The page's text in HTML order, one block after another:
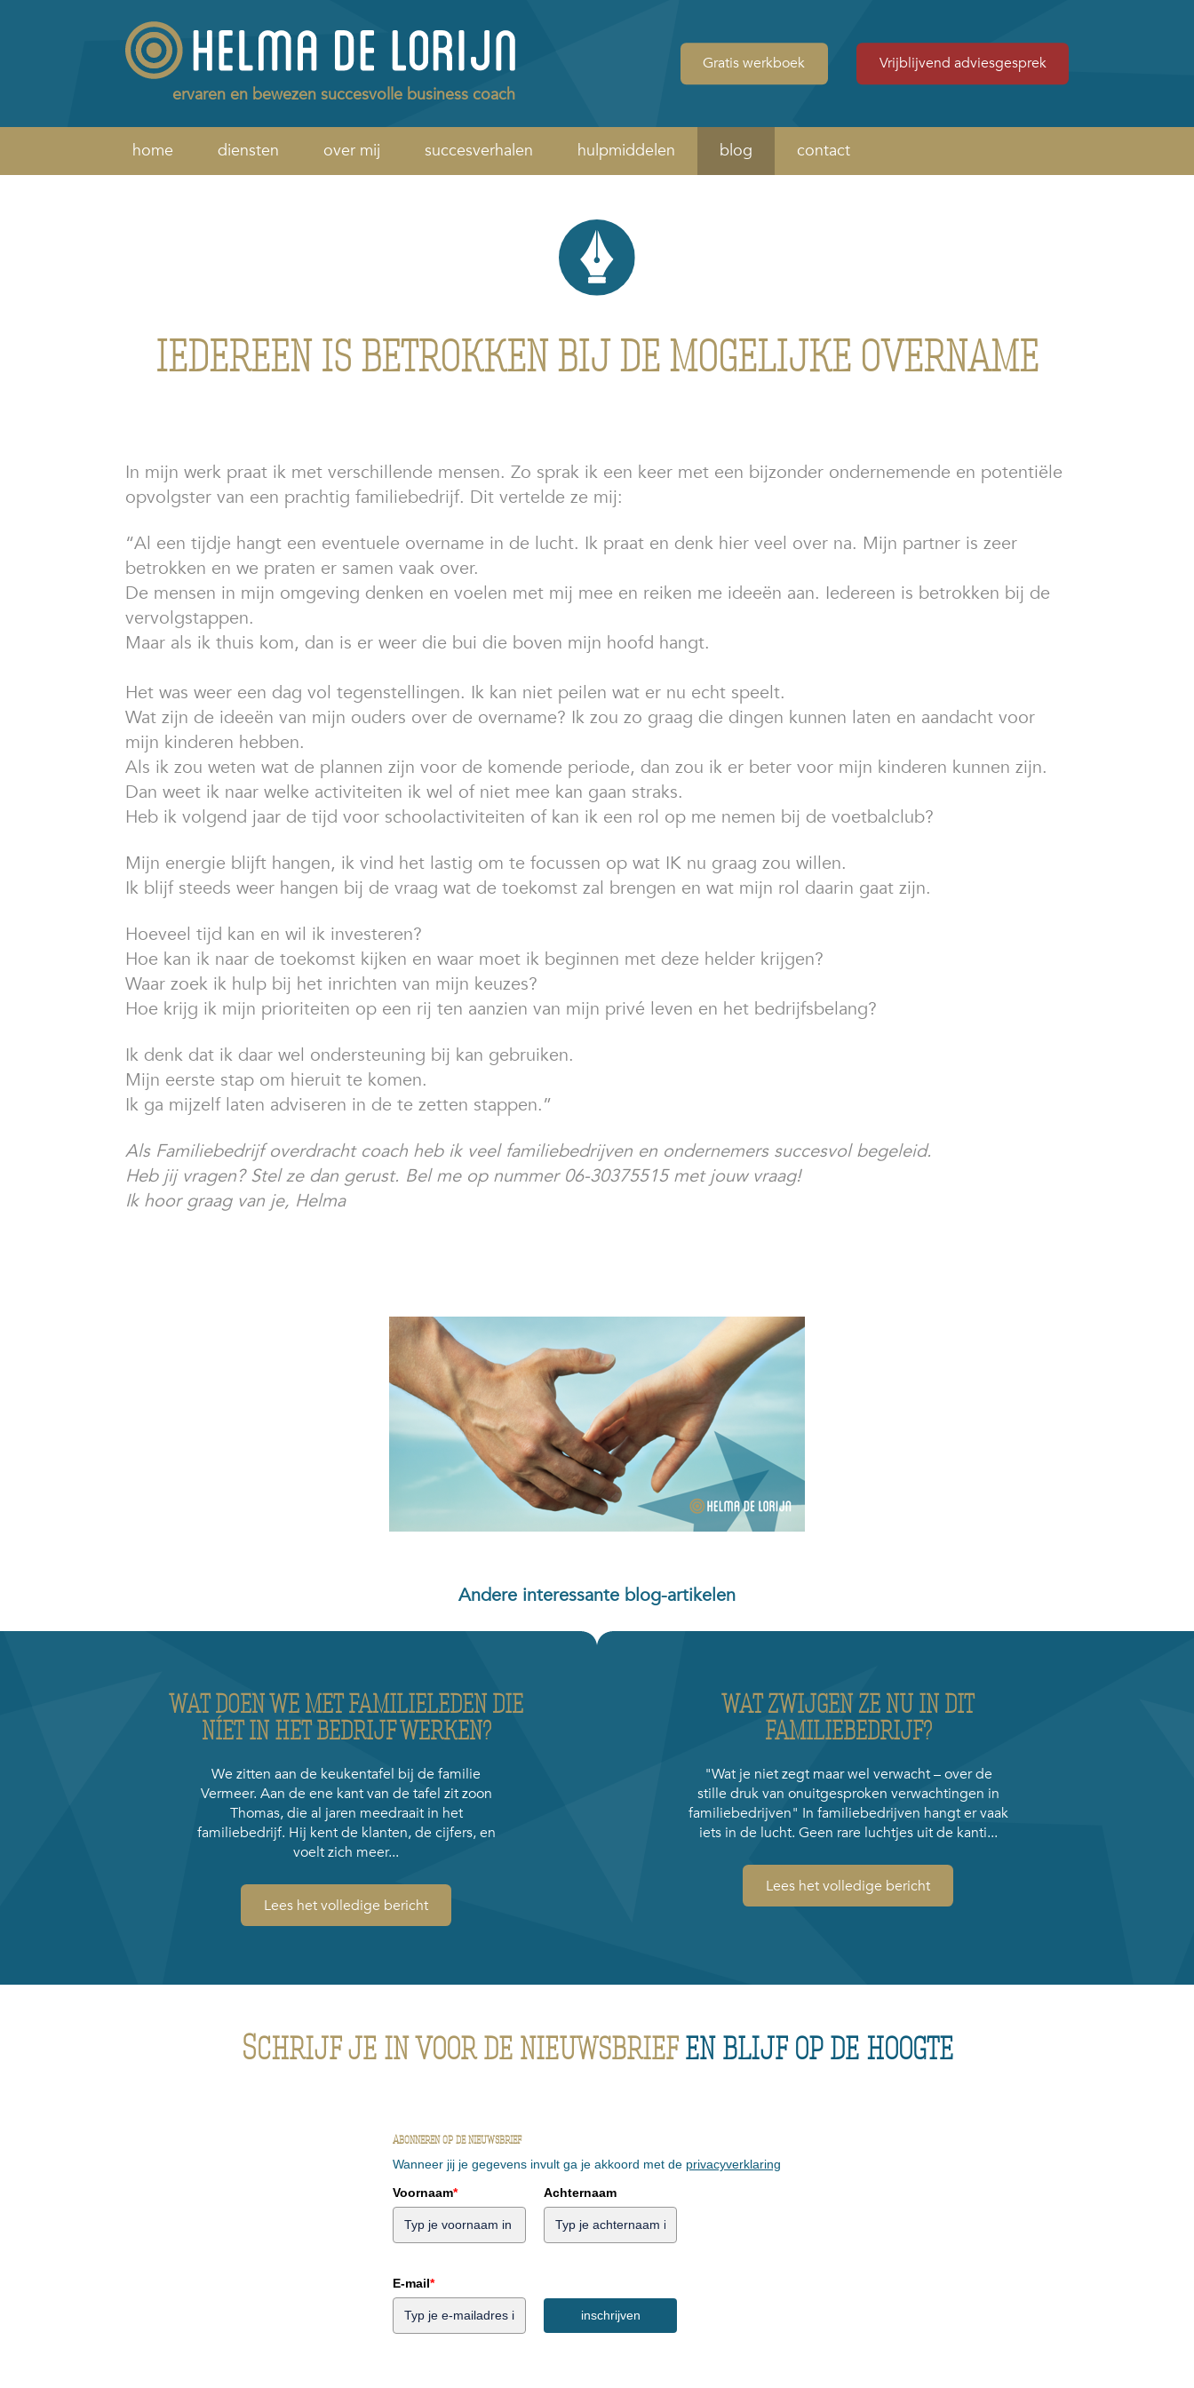
ervaren en bewezen succesvolle business coach
Gratis werkboek Vrijblijvend adviesgesprek
home diensten over mij succesverhalen hulpmiddelen blog contact
IEDEREEN IS BETROKKEN BIJ DE MOGELIJKE OVERNAME
In mijn werk praat ik met verschillende mensen. Zo sprak ik een keer met een bijzonder ondernemende en potentiële
opvolgster van een prachtig familiebedrijf. Dit vertelde ze mij:
“Al een tijdje hangt een eventuele overname in de lucht. Ik praat en denk hier veel over na. Mijn partner is zeer
betrokken en we praten er samen vaak over.
De mensen in mijn omgeving denken en voelen met mij mee en reiken me ideeën aan. Iedereen is betrokken bij de
vervolgstappen.
Maar als ik thuis kom, dan is er weer die bui die boven mijn hoofd hangt.
Het was weer een dag vol tegenstellingen. Ik kan niet peilen wat er nu echt speelt.
Wat zijn de ideeën van mijn ouders over de overname? Ik zou zo graag die dingen kunnen laten en aandacht voor
mijn kinderen hebben.
Als ik zou weten wat de plannen zijn voor de komende periode, dan zou ik er beter voor mijn kinderen kunnen zijn.
Dan weet ik naar welke activiteiten ik wel of niet mee kan gaan straks.
Heb ik volgend jaar de tijd voor schoolactiviteiten of kan ik een rol op me nemen bij de voetbalclub?
Mijn energie blijft hangen, ik vind het lastig om te focussen op wat IK nu graag zou willen.
Ik blijf steeds weer hangen bij de vraag wat de toekomst zal brengen en wat mijn rol daarin gaat zijn.
Hoeveel tijd kan en wil ik investeren?
Hoe kan ik naar de toekomst kijken en waar moet ik beginnen met deze helder krijgen?
Waar zoek ik hulp bij het inrichten van mijn keuzes?
Hoe krijg ik mijn prioriteiten op een rij ten aanzien van mijn privé leven en het bedrijfsbelang?
Ik denk dat ik daar wel ondersteuning bij kan gebruiken.
Mijn eerste stap om hieruit te komen.
Ik ga mijzelf laten adviseren in de te zetten stappen.”
Als Familiebedrijf overdracht coach heb ik veel familiebedrijven en ondernemers succesvol begeleid.
Heb jij vragen? Stel ze dan gerust. Bel me op nummer 06-30375515 met jouw vraag!
Ik hoor graag van je, Helma
Andere interessante blog-artikelen
WAT DOEN WE MET FAMILIELEDEN DIE
NÍET IN HET BEDRIJF WERKEN?
We zitten aan de keukentafel bij de familie
Vermeer. Aan de ene kant van de tafel zit zoon
Thomas, die al jaren meedraait in het
familiebedrijf. Hij kent de klanten, de cijfers, en
voelt zich meer...
Lees het volledige bericht
WAT ZWIJGEN ZE NU IN DIT
FAMILIEBEDRIJF?
"Wat je niet zegt maar wel verwacht – over de
stille druk van onuitgesproken verwachtingen in
familiebedrijven" In familiebedrijven hangt er vaak
iets in de lucht. Geen rare luchtjes uit de kanti...
Lees het volledige bericht
Schrijf je in voor de nieuwsbriefen blijf op de hoogte
Abonneren op de nieuwsbrief
Wanneer jij je gegevens invult ga je akkoord met de privacyverklaring
Voornaam* Achternaam
E-mail*
inschrijven